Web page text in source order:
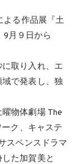
よる作品展『土
月９日から
取り入れ、エ
で発表し、独
物体劇場 The
ク、キャステ
スペンスドラマ
た加賀美と